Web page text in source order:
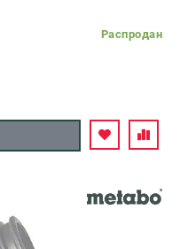
Распродан